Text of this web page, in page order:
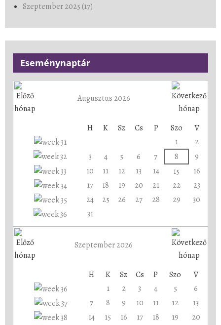
Szeptember 2025 (17)
Eseménynaptár
Augusztus 2026
H K Sz Cs P Szo
V
1
2
3
4 5 6 7 8
9
10
11 12 13 14 15
16
17
18 19 20 21 22
23
24
25 26 27 28 29
30
31
Szeptember 2026
H K Sz Cs P Szo
V
1
2 3 4 5
6
7
8 9 10 11 12
13
14
15 16 17 18 19
20